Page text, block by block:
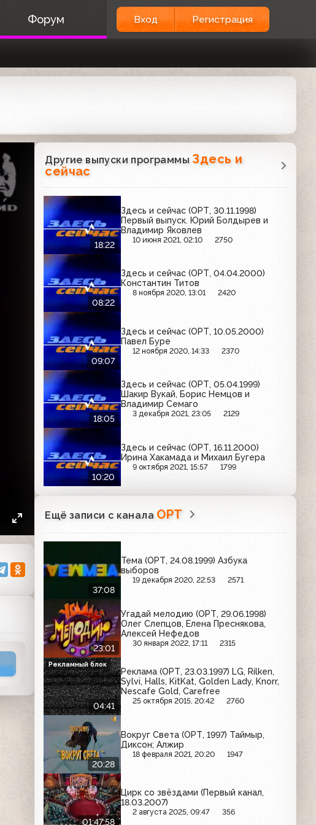
Форум Вход Регистрация
Другие выпуски программы Здесь и
сейчас
18:22
Здесь и сейчас (ОРТ, 30.11.1998)
Первый выпуск. Юрий Болдырев и
Владимир Яковлев
10 июня 2021, 02:10 2750
08:22
Здесь и сейчас (ОРТ, 04.04.2000)
Константин Титов
8 ноября 2020, 13:01 2420
09:07
Здесь и сейчас (ОРТ, 10.05.2000)
Павел Буре
12 ноября 2020, 14:33 2370
18:05
Здесь и сейчас (ОРТ, 05.04.1999)
Шакир Вукай, Борис Немцов и
Владимир Семаго
3 декабря 2021, 23:05 2129
10:20
Здесь и сейчас (ОРТ, 16.11.2000)
Ирина Хакамада и Михаил Бугера
9 октября 2021, 15:57 1799
Ещё записи с канала ОРТ
37:08
Тема (ОРТ, 24.08.1999) Азбука
выборов
19 декабря 2020, 22:53 2571
23:01
Угадай мелодию (ОРТ, 29.06.1998)
Олег Слепцов, Елена Преснякова,
Алексей Нефедов
30 января 2022, 17:11 2315
04:41
Реклама (ОРТ, 23.03.1997) LG, Rilken,
Sylvi, Halls, KitKat, Golden Lady, Knorr,
Nescafe Gold, Carefree
25 октября 2015, 20:42 2760
Рекламный блок
20:28
Вокруг Света (ОРТ, 1997) Таймыр,
Диксон; Алжир
18 февраля 2021, 20:20 1947
01:47:58
Цирк со звёздами (Первый канал,
18.03.2007)
2 августа 2025, 09:47 356